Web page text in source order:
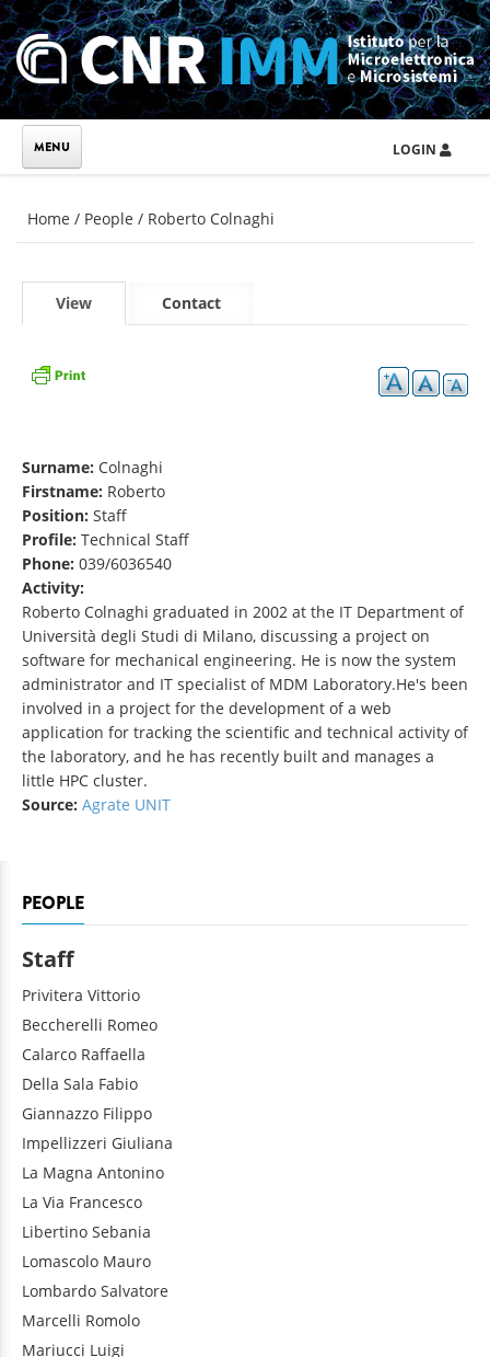
Skip to main content
LOGIN
You are here
Home / People / Roberto Colnaghi
Primary tabs
View Contact
Surname: Colnaghi
Firstname: Roberto
Position: Staff
Profile: Technical Staff
Phone: 039/6036540
Activity:
Roberto Colnaghi graduated in 2002 at the IT Department of
Università degli Studi di Milano, discussing a project on
software for mechanical engineering. He is now the system
administrator and IT specialist of MDM Laboratory.He's been
involved in a project for the development of a web
application for tracking the scientific and technical activity of
the laboratory, and he has recently built and manages a
little HPC cluster.
Source: Agrate UNIT
PEOPLE
Staff
Privitera Vittorio
Beccherelli Romeo
Calarco Raffaella
Della Sala Fabio
Giannazzo Filippo
Impellizzeri Giuliana
La Magna Antonino
La Via Francesco
Libertino Sebania
Lomascolo Mauro
Lombardo Salvatore
Marcelli Romolo
Mariucci Luigi